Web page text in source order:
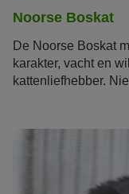
Noorse Boskat
De Noorse Boskat
karakter, vacht en
kattenliefhebber.